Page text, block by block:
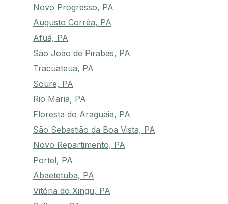
Novo Progresso, PA
Augusto Corrêa, PA
Afuá, PA
São João de Pirabas, PA
Tracuateua, PA
Soure, PA
Rio Maria, PA
Floresta do Araguaia, PA
São Sebastião da Boa Vista, PA
Novo Repartimento, PA
Portel, PA
Abaetetuba, PA
Vitória do Xingu, PA